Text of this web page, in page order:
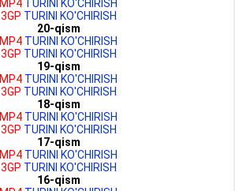
MP4 TURINI KO'CHIRISH
3GP TURINI KO'CHIRISH
20-qism
MP4 TURINI KO'CHIRISH
3GP TURINI KO'CHIRISH
19-qism
MP4 TURINI KO'CHIRISH
3GP TURINI KO'CHIRISH
18-qism
MP4 TURINI KO'CHIRISH
3GP TURINI KO'CHIRISH
17-qism
MP4 TURINI KO'CHIRISH
3GP TURINI KO'CHIRISH
16-qism